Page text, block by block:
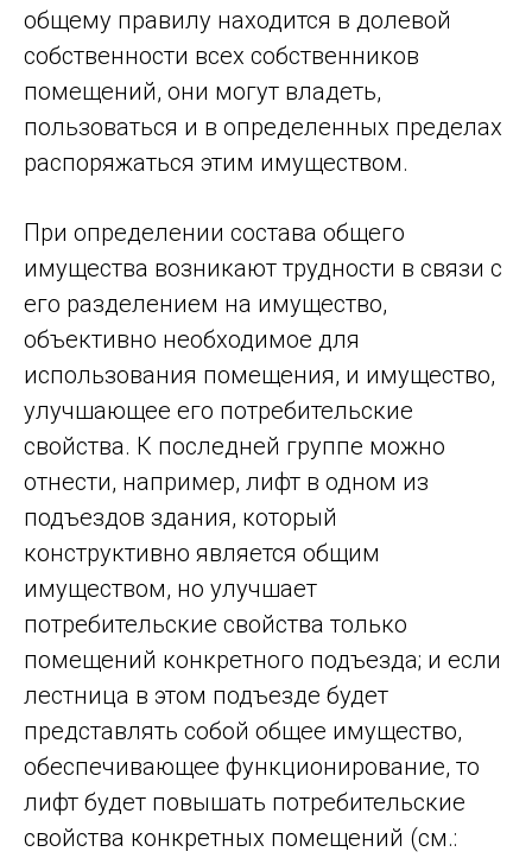
общему правилу находится в долевой
собственности всех собственников
помещений, они могут владеть,
пользоваться и в определенных пределах
распоряжаться этим имуществом.
При определении состава общего
имущества возникают трудности в связи с
его разделением на имущество,
объективно необходимое для
использования помещения, и имущество,
улучшающее его потребительские
свойства. К последней группе можно
отнести, например, лифт в одном из
подъездов здания, который
конструктивно является общим
имуществом, но улучшает
потребительские свойства только
помещений конкретного подъезда; и если
лестница в этом подъезде будет
представлять собой общее имущество,
обеспечивающее функционирование, то
лифт будет повышать потребительские
свойства конкретных помещений (см.: